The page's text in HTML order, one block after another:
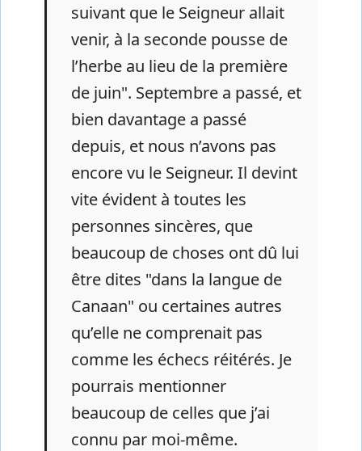
suivant que le Seigneur allait
venir, à la seconde pousse de
l’herbe au lieu de la première
de juin". Septembre a passé, et
bien davantage a passé
depuis, et nous n’avons pas
encore vu le Seigneur. Il devint
vite évident à toutes les
personnes sincères, que
beaucoup de choses ont dû lui
être dites "dans la langue de
Canaan" ou certaines autres
qu’elle ne comprenait pas
comme les échecs réitérés. Je
pourrais mentionner
beaucoup de celles que j’ai
connu par moi-même.